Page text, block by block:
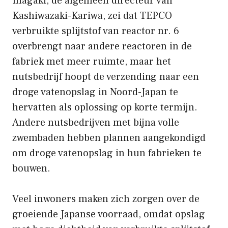
Kashiwazaki-Kariwa, zei dat TEPCO
verbruikte splijtstof van reactor nr. 6
overbrengt naar andere reactoren in de
fabriek met meer ruimte, maar het
nutsbedrijf hoopt de verzending naar een
droge vatenopslag in Noord-Japan te
hervatten als oplossing op korte termijn.
Andere nutsbedrijven met bijna volle
zwembaden hebben plannen aangekondigd
om droge vatenopslag in hun fabrieken te
bouwen.
Veel inwoners maken zich zorgen over de
groeiende Japanse voorraad, omdat opslag